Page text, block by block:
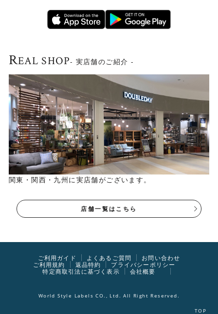
REAL SHOP- 実店舗のご紹介 -
関東・関西・九州に実店舗がございます。
店舗一覧はこちら
ご利用ガイド よくあるご質問
お問い合わせ
ご利用規約
返品特約
プライバシーポリシー
特定商取引法に基づく表示
会社概要
World Style Labels CO., Ltd. All Right Reserved.